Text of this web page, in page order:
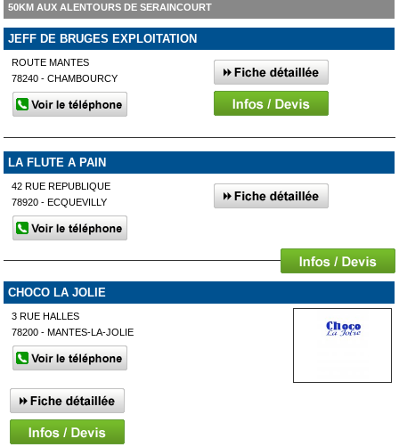
50KM AUX ALENTOURS DE SERAINCOURT
JEFF DE BRUGES EXPLOITATION
ROUTE MANTES
78240 - CHAMBOURCY
LA FLUTE A PAIN
42 RUE REPUBLIQUE
78920 - ECQUEVILLY
CHOCO LA JOLIE
3 RUE HALLES
78200 - MANTES-LA-JOLIE